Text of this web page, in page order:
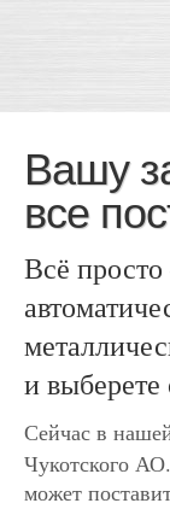
Вашу
все
Всё
и
Сейчас в
Чукотского
может